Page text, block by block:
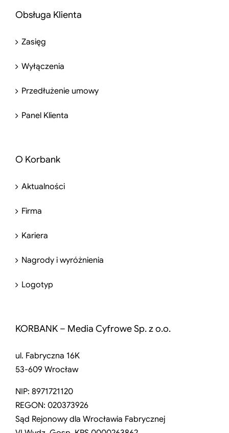
Obsługa Klienta
Zasięg
Wyłączenia
Przedłużenie umowy
Panel Klienta
O Korbank
Aktualności
Firma
Kariera
Nagrody i wyróżnienia
Logotyp
KORBANK – Media Cyfrowe Sp. z o.o.
ul. Fabryczna 16K
53-609 Wrocław
NIP: 8971721120
REGON: 020373926
Sąd Rejonowy dla Wrocławia Fabrycznej